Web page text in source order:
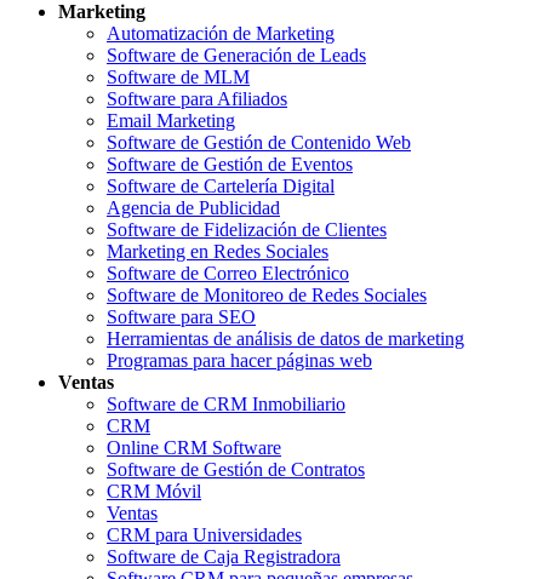
Marketing
Automatización de Marketing
Software de Generación de Leads
Software de MLM
Software para Afiliados
Email Marketing
Software de Gestión de Contenido Web
Software de Gestión de Eventos
Software de Cartelería Digital
Agencia de Publicidad
Software de Fidelización de Clientes
Marketing en Redes Sociales
Software de Correo Electrónico
Software de Monitoreo de Redes Sociales
Software para SEO
Herramientas de análisis de datos de marketing
Programas para hacer páginas web
Ventas
Software de CRM Inmobiliario
CRM
Online CRM Software
Software de Gestión de Contratos
CRM Móvil
Ventas
CRM para Universidades
Software de Caja Registradora